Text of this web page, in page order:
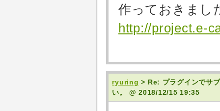
作っておきまし
http://project.e-
ryuring > Re: プラグインでサ
い。 @ 2018/12/15 19:35